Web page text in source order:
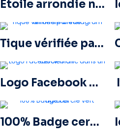
Étoile arrondie noire – icône linéaire
Tique vérifiée par Instagram arrondie bleue
Logo Facebook blanc dans un cercle noir
100% Badge cerclé vert naturel